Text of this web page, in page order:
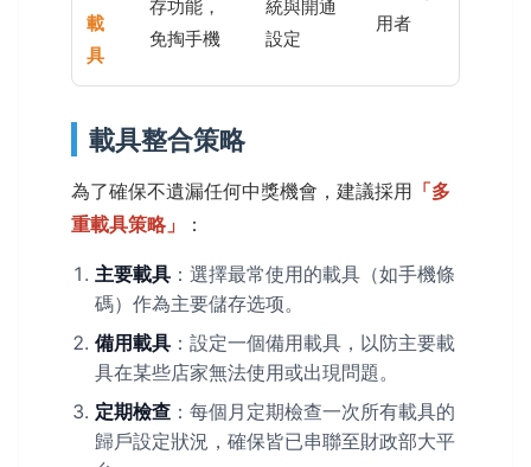
載
具
存功能，
免掏手機
統與開通
設定
用者
載具整合策略
為了確保不遺漏任何中獎機會，建議採用 「多
重載具策略」
：
主要載具 ：選擇最常使用的載具（如手機條
碼）作為主要儲存选项。
備用載具 ：設定一個備用載具，以防主要載
具在某些店家無法使用或出現問題。
定期檢查 ：每個月定期檢查一次所有載具的
歸戶設定狀況，確保皆已串聯至財政部大平